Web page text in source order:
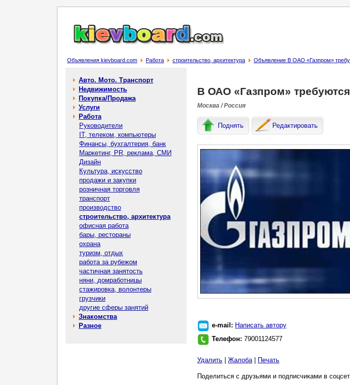
Объявления kievboard.com Работа строительство, архитектура Объявление В ОАО «Газпром»
Авто. Мото. Транспорт
Недвижимость
Покупка/Продажа
Услуги
Работа
Руководители
IT, телеком, компьютеры
Финансы, бухгалтерия, банк
Маркетинг, PR, реклама, СМИ
Дизайн
Культура, искусство
продажи и закупки
розничная торговля
транспорт
производство
строительство, архитектура
офисная работа
бары, рестораны
охрана
туризм, отдых
работа за рубежом
частичная занятость
няни, домработницы
стажировка, волонтеры
грузчики
другие сферы занятий
Знакомства
Разное
В ОАО «Газпром»
Москва / Россия
Поднять Редактировать
e-mail: Написать автору
Телефон: 79001124577
Удалить Жалоба| Печать
Поделиться с друзьями и подписчиками в